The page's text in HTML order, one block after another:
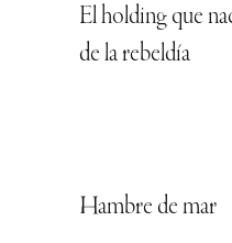
El holding que
de la rebeldía
Hambre de mar